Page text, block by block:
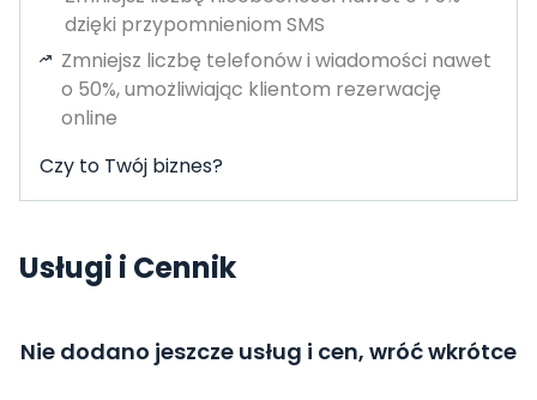
dzięki przypomnieniom SMS
Zmniejsz liczbę telefonów i wiadomości nawet
o 50%, umożliwiając klientom rezerwację
online
Czy to Twój biznes?
Usługi i Cennik
Nie dodano jeszcze usług i cen, wróć wkrótce